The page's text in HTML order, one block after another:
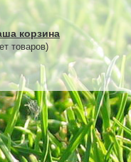
корзина
товаров)